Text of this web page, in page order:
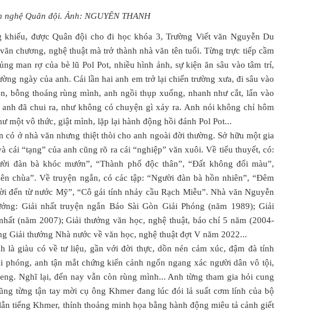
nghệ Quân đội. Ảnh: NGUYÊN THANH
được Quân đội cho đi học khóa 3, Trường Viết văn Nguyễn Du
chương, nghệ thuật mà trở thành nhà văn tên tuổi. Từng trực tiếp cầm
man rợ của bè lũ Pol Pot, nhiều hình ảnh, sự kiện ăn sâu vào tâm trí,
ngày của anh. Cái lần hai anh em trở lại chiến trường xưa, đi sâu vào
bỗng thoáng rùng mình, anh ngồi thụp xuống, nhanh như cắt, lẩn vào
đã chui ra, như không có chuyện gì xảy ra. Anh nói không chỉ hôm
một vô thức, giật mình, lặp lại hành động hồi đánh Pol Pot...
có ở nhà văn nhưng thiệt thòi cho anh ngoài đời thường. Sở hữu một gia
cái “tạng” của anh cũng rõ ra cái “nghiệp” văn xuôi. Về tiểu thuyết, có:
đàn bà khóc mướn”, “Thành phố độc thân”, “Đất không đổi màu”,
chùa”. Về truyện ngắn, có các tập: “Người đàn bà hồn nhiên”, “Đêm
đến từ nước Mỹ”, “Cô gái tính nhảy cầu Rạch Miễu”. Nhà văn Nguyễn
Giải nhất truyện ngắn Báo Sài Gòn Giải Phóng (năm 1989); Giải
(năm 2007); Giải thưởng văn học, nghệ thuật, báo chí 5 năm (2004-
Giải thưởng Nhà nước về văn học, nghệ thuật đợt V năm 2022...
là giàu có về tư liệu, gần với đời thực, dồn nén cảm xúc, đậm đà tính
anh tận mắt chứng kiến cảnh ngổn ngang xác người dân vô tội,
Nghĩ lại, đến nay vẫn còn rùng mình... Anh từng tham gia hỏi cung
từng tận tay mời cụ ông Khmer đang lúc đói lả suất cơm lính của bộ
tiếng Khmer, thỉnh thoảng minh họa bằng hành động miêu tả cảnh giết